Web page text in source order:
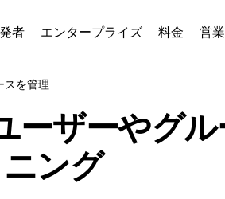
者 エンタープライズ 料金 営
スを管理
ーザーやグ
ング